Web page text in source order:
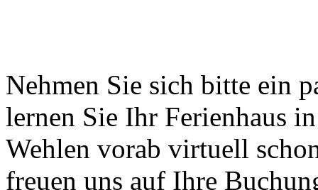
Nehmen Sie sich bitte ein
lernen Sie Ihr Ferienhaus
Wehlen vorab virtuell
freuen uns auf Ihre